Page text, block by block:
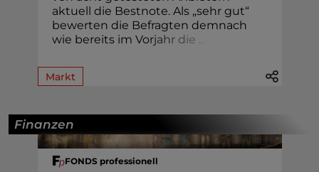
aktuell die Bestnote. Als „sehr gut“
bewerten die Befragten demnach
wie bereits im Vorjahr die
Markt
Finanzen
FONDS professionell